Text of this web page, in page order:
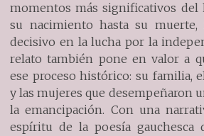
momentos más significativos del
su nacimiento hasta su muerte,
decisivo en la lucha por la
relato también pone en valor a
ese proceso histórico: su familia,
y las mujeres que desempeñaron
la emancipación. Con una
espíritu de la poesía